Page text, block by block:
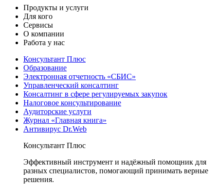
Продукты и услуги
Для кого
Сервисы
О компании
Работа у нас
Консультант Плюс
Образование
Электронная отчетность «СБИС»
Управленческий консалтинг
Консалтинг в сфере регулируемых закупок
Налоговое консультирование
Аудиторские услуги
Журнал «Главная книга»
Антивирус Dr.Web
Консультант Плюс
Эффективный инструмент и надёжный помощник для
разных специалистов, помогающий принимать верные
решения.